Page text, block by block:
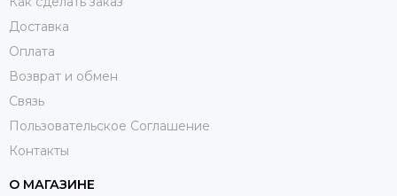
Доставка
Оплата
Возврат и обмен
Связь
Пользовательское Соглашение
Контакты
О МАГАЗИНЕ